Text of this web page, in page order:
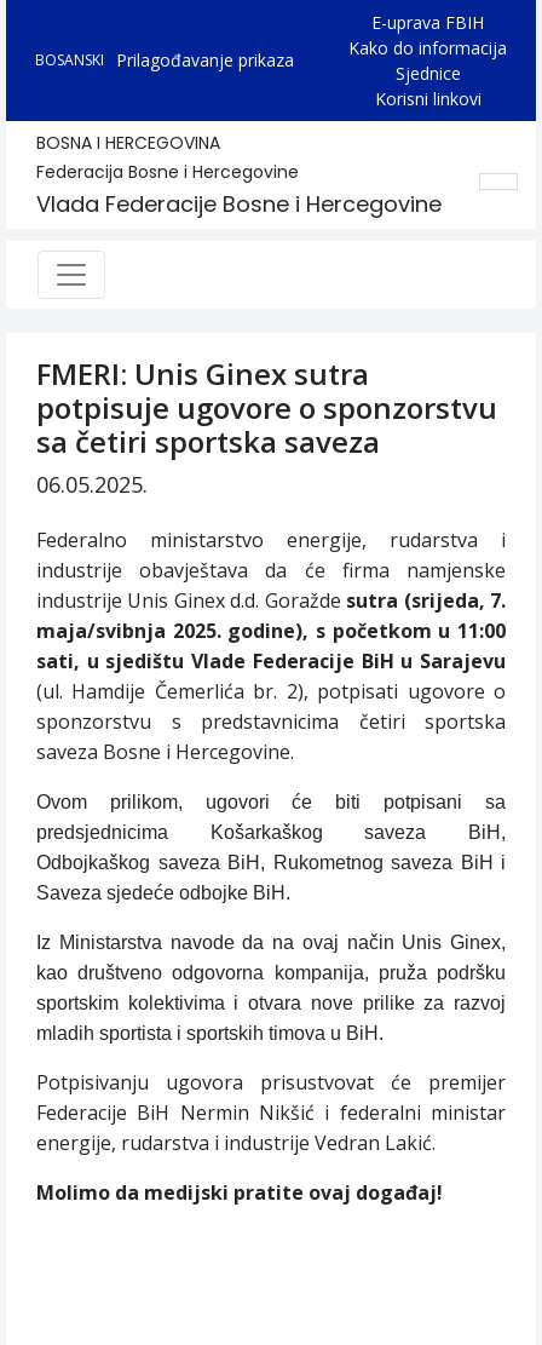
BOSANSKI Prilagođavanje prikaza
E-uprava FBIH
Kako do informacija
Sjednice
Korisni linkovi
BOSNA I HERCEGOVINA
Federacija Bosne i Hercegovine
Vlada Federacije Bosne i Hercegovine
FMERI: Unis Ginex sutra
potpisuje ugovore o sponzorstvu
sa četiri sportska saveza
06.05.2025.
Federalno ministarstvo energije, rudarstva i
industrije obavještava da će firma namjenske
industrije Unis Ginex d.d. Goražde sutra (srijeda, 7.
maja/svibnja 2025. godine), s početkom u 11:00
sati, u sjedištu Vlade Federacije BiH u Sarajevu
(ul. Hamdije Čemerlića br. 2), potpisati ugovore o
sponzorstvu s predstavnicima četiri sportska
saveza Bosne i Hercegovine.
Ovom prilikom, ugovori će biti potpisani sa
predsjednicima Košarkaškog saveza BiH,
Odbojkaškog saveza BiH, Rukometnog saveza BiH i
Saveza sjedeće odbojke BiH.
Iz Ministarstva navode da na ovaj način Unis Ginex,
kao društveno odgovorna kompanija, pruža podršku
sportskim kolektivima i otvara nove prilike za razvoj
mladih sportista i sportskih timova u BiH.
Potpisivanju ugovora prisustvovat će premijer
Federacije BiH Nermin Nikšić i federalni ministar
energije, rudarstva i industrije Vedran Lakić.
Molimo da medijski pratite ovaj događaj!